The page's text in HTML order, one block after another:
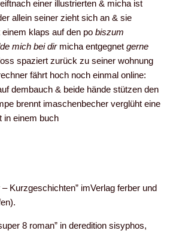
einer illustrierten & micha ist
allein seiner zieht sich an & sie
klaps auf den po biszum
mich bei dir micha entgegnet gerne
spaziert zurück zu seiner wohnung
fährt hoch noch einmal online:
dembauch & beide hände stützen den
brennt imaschenbecher verglüht eine
in einem buch
Kurzgeschichten” imVerlag ferber und
8 roman” in deredition sisyphos,